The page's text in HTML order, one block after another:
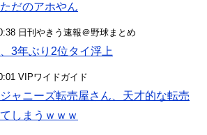
だのアホやん
日刊やきう速報＠野球まとめ
3年ぶり2位タイ浮上
VIPワイドガイド
ジャニーズ転売屋さん、天才的な転売
しまうｗｗｗ